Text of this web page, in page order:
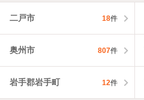
二戸市 18件
奥州市 807件
岩手郡岩手町 12件